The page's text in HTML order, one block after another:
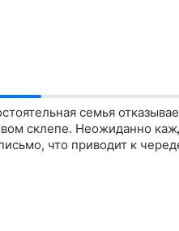
семья
склепе. Неожиданно
что приводит к